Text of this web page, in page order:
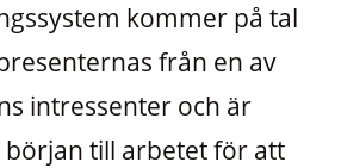
kommer på tal
från en av
intressenter och är
till arbetet för att